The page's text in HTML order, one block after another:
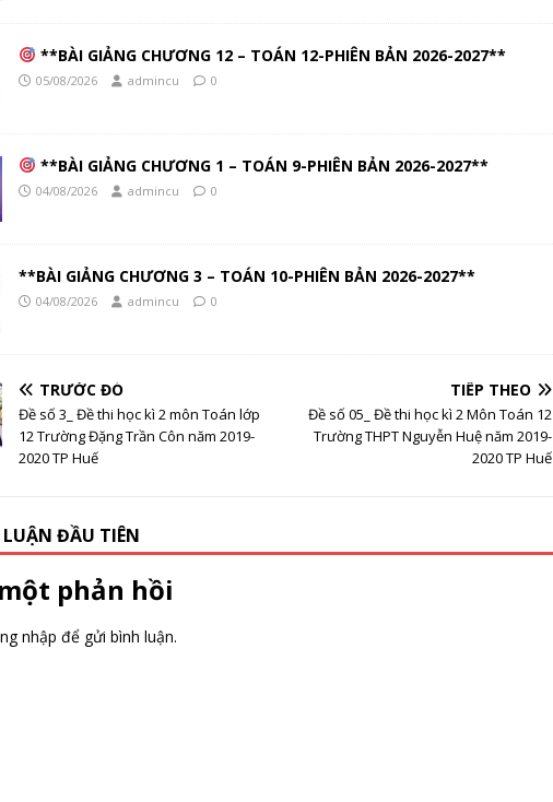
**BÀI GIẢNG CHƯƠNG 12 – TOÁN 12-PHIÊN BẢN 2026-2027**
05/08/2026 admincu 0
**BÀI GIẢNG CHƯƠNG 1 – TOÁN 9-PHIÊN BẢN 2026-2027**
04/08/2026 admincu 0
**BÀI GIẢNG CHƯƠNG 3 – TOÁN 10-PHIÊN BẢN 2026-2027**
04/08/2026 admincu 0
TRƯỚC ĐÓ
Đề số 3_ Đề thi học kì 2 môn Toán lớp
12 Trường Đặng Trần Côn năm 2019-
2020 TP Huế
TIẾP THEO
Đề số 05_ Đề thi học kì 2 Môn Toán 12
Trường THPT Nguyễn Huệ năm 2019-
2020 TP Huế
ĐẦU TIÊN
phản hồi
nhập để gửi bình luận.